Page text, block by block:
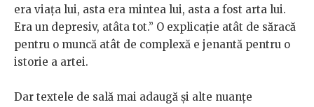
era viața lui, asta era mintea lui, asta a fost arta lui.
Era un depresiv, atâta tot.” O explicație atât de săracă
pentru o muncă atât de complexă e jenantă pentru o
istorie a artei.
Dar textele de sală mai adaugă și alte nuanțe